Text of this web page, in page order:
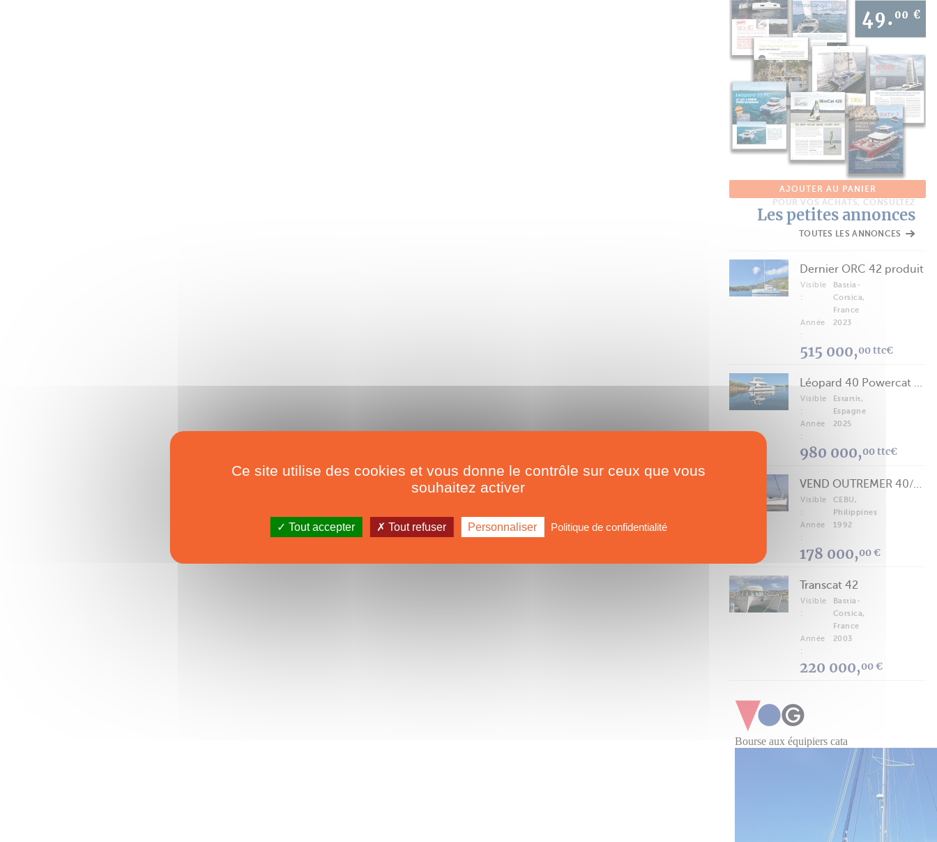
AJOUTER AU PANIER
POUR VOS ACHATS, CONSULTEZ
Les petites annonces
TOUTES LES ANNONCES
Dernier ORC 42 produit
Visible
:
Bastia-
Corsica,
France
Année
:
2023
515 000,00 ttc€
Léopard 40 Powercat 2025
Visible
:
Estartit,
Espagne
Année
:
2025
980 000,00 ttc€
VEND OUTREMER 40/43 (FREE LANCE)
Visible
:
CEBU,
Philippines
Année
:
1992
178 000,00 €
Transcat 42
Visible
:
Bastia-
Corsica,
France
Année
:
2003
220 000,00 €
Ce site utilise des cookies et vous donne le contrôle sur ceux que vous
souhaitez activer
Tout accepter Tout refuser Personnaliser Politique de confidentialité